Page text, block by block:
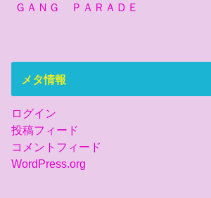
ＧＡＮＧ ＰＡＲＡＤＥ
メタ情報
ログイン
投稿フィード
コメントフィード
WordPress.org